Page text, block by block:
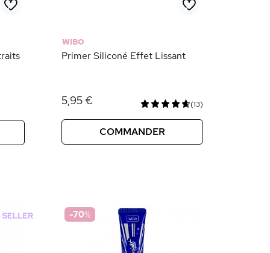
WIBO
Primer Siliconé Effet Lissant
5,95 € (13)
COMMANDER
-70%